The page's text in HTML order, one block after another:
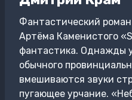
Фантастический
Артёма Каменистого
фантастика. Однажды
обычного
вмешиваются звуки
пугающее урчание.